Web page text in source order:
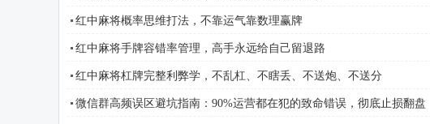
红中麻将概率思维打法，不靠运气靠数理赢牌
红中麻将手牌容错率管理，高手永远给自己留退路
红中麻将杠牌完整利弊学，不乱杠、不瞎丢、不送炮、不送分
微信群高频误区避坑指南：90%运营都在犯的致命错误，彻底止损翻盘